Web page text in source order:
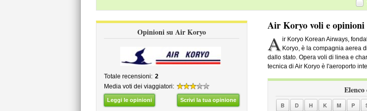
Opinioni su Air Koryo
Totale recensioni: 2
Media voti dei viaggiatori:
Leggi le opinioni Scrivi la tua opinione
Air Koryo voli e opinioni
A ir Koryo Korean Airways,
Koryo, è la compagnia aerea
dallo stato. Opera voli di linea e
tecnica di Air Koryo è l'aeroporto
B D H K M P